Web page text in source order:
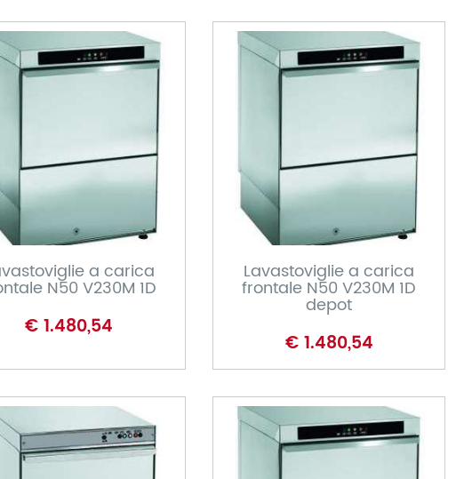
CARRELLO
a carica
N50 V230M 1D
€ 1.480,54
CARRELLO
Lavastoviglie a carica
frontale N50 V230M 1D
depot
€ 1.480,54